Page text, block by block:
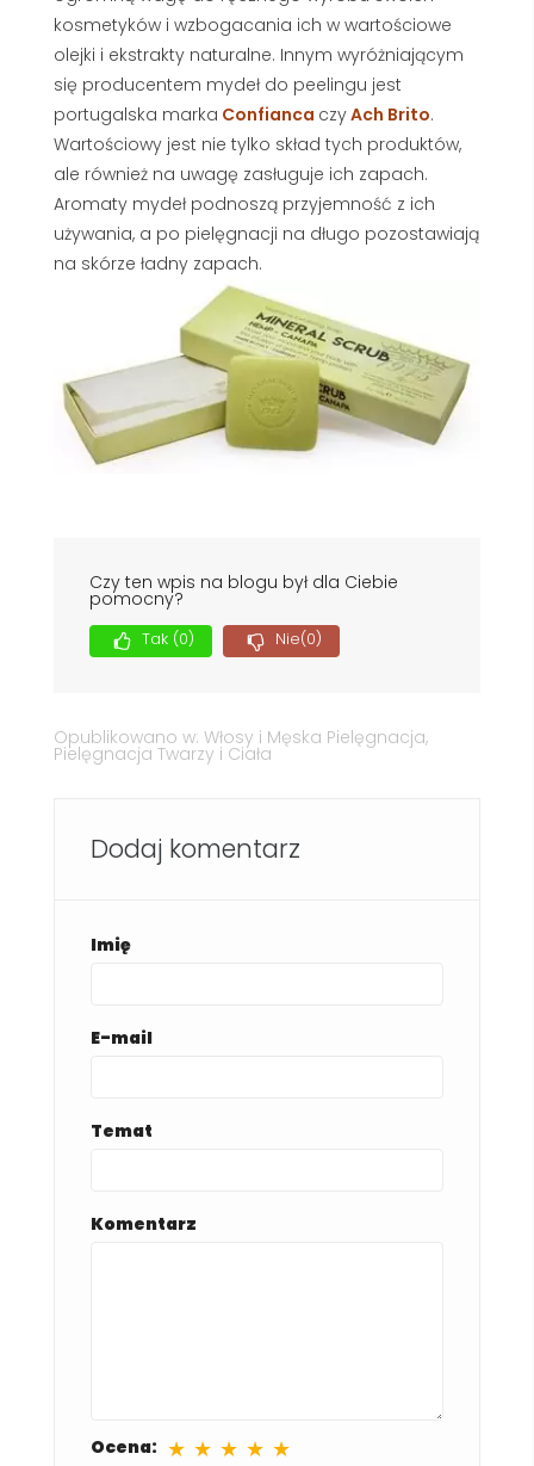
kosmetyków i wzbogacania ich w wartościowe
olejki i ekstrakty naturalne. Innym wyróżniającym
się producentem mydeł do peelingu jest
portugalska marka Confianca czyAch Brito.
Wartościowy jest nie tylko skład tych produktów,
ale również na uwagę zasługuje ich zapach.
Aromaty mydeł podnoszą przyjemność z ich
używania, a po pielęgnacji na długo pozostawiają
na skórze ładny zapach.
Czy ten wpis na blogu był dla Ciebie
pomocny?
Tak (0) Nie(0)
Opublikowano w: Włosy i Męska Pielęgnacja,
Pielęgnacja Twarzy i Ciała
Dodaj komentarz
Imię
E-mail
Temat
Komentarz
Ocena: ★ ★ ★ ★ ★